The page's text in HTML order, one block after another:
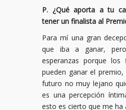
P. ¿Qué aporta a tu
tener un finalista al
Para mí una gran
que iba a ganar,
esperanzas porque los
pueden ganar el
futuro no muy lejano
es una percepción
esto es cierto que me ha